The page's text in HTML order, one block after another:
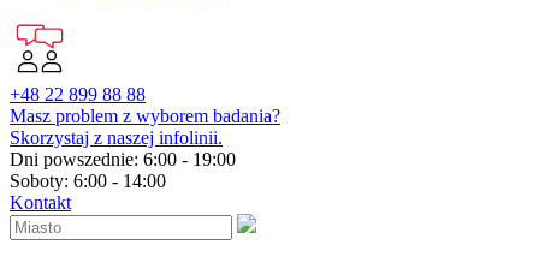
+48 22 899 88 88
Masz problem z wyborem badania?
Skorzystaj z naszej infolinii.
Dni powszednie: 6:00 - 19:00
Soboty: 6:00 - 14:00
Kontakt